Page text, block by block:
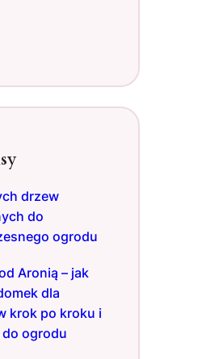
drzew
do
ogrodu
Aronią – jak
dla
krok po kroku i
ogrodu